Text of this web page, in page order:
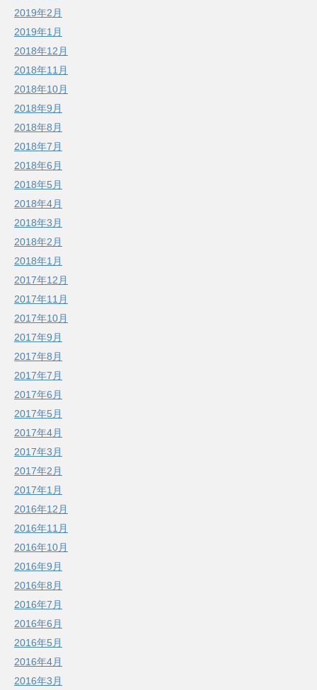
2019年2月
2019年1月
2018年12月
2018年11月
2018年10月
2018年9月
2018年8月
2018年7月
2018年6月
2018年5月
2018年4月
2018年3月
2018年2月
2018年1月
2017年12月
2017年11月
2017年10月
2017年9月
2017年8月
2017年7月
2017年6月
2017年5月
2017年4月
2017年3月
2017年2月
2017年1月
2016年12月
2016年11月
2016年10月
2016年9月
2016年8月
2016年7月
2016年6月
2016年5月
2016年4月
2016年3月